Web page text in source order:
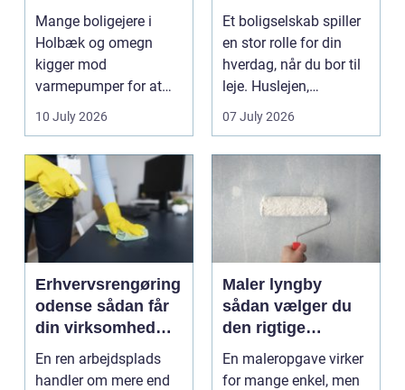
og bedre
indeklima
Mange boligejere i
Holbæk og omegn
kigger mod
varmepumper for at
sænke
varmeregningen og få
et sunde...
10 July 2026
Et boligselskab spiller
en stor rolle for din
hverdag, når du bor til
leje. Huslejen,
vedligeh...
07 July 2026
Erhvervsrengøring
odense sådan får
din virksomhed
mest værdi for
pengene
En ren arbejdsplads
handler om mere end
Maler lyngby
sådan vælger du
den rigtige
fagmand
En maleropgave virker
for mange enkel, men